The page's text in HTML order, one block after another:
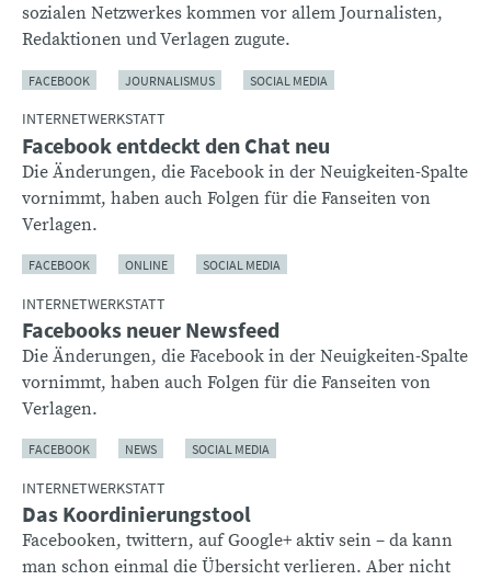
sozialen Netzwerkes kommen vor allem Journalisten,
Redaktionen und Verlagen zugute.
FACEBOOK JOURNALISMUS SOCIAL MEDIA
INTERNETWERKSTATT
Facebook entdeckt den Chat neu
Die Änderungen, die Facebook in der Neuigkeiten-Spalte
vornimmt, haben auch Folgen für die Fanseiten von
Verlagen.
FACEBOOK ONLINE SOCIAL MEDIA
INTERNETWERKSTATT
Facebooks neuer Newsfeed
Die Änderungen, die Facebook in der Neuigkeiten-Spalte
vornimmt, haben auch Folgen für die Fanseiten von
Verlagen.
FACEBOOK NEWS SOCIAL MEDIA
INTERNETWERKSTATT
Das Koordinierungstool
Facebooken, twittern, auf Google+ aktiv sein – da kann
man schon einmal die Übersicht verlieren. Aber nicht